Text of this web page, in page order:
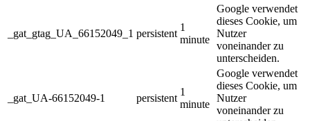
_gat_gtag_UA_66152049_1 persistent
1
minute
Google verwendet
dieses Cookie, um
Nutzer
voneinander zu
unterscheiden.
_gat_UA-66152049-1 persistent
1
minute
Google verwendet
dieses Cookie, um
Nutzer
voneinander zu